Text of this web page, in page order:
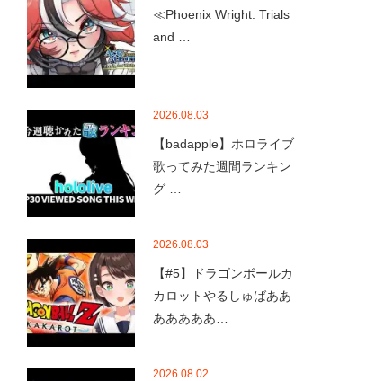
≪Phoenix Wright: Trials
and …
2026.08.03
【badapple】ホロライブ
歌ってみた週間ランキン
グ …
2026.08.03
【#5】ドラゴンボールカ
カロットやるしゅばああ
あああああ…
2026.08.02